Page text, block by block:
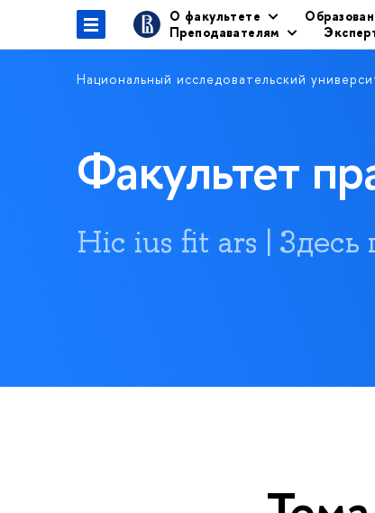
О факультете
Преподавателям
Национальный исследовательский
Факультет
Hic ius fit ars | Здесь